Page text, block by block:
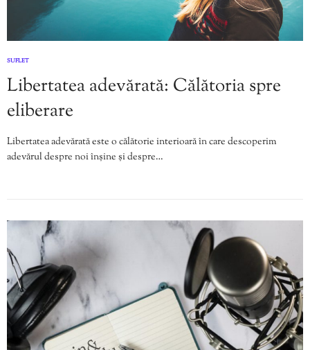
SUFLET
Libertatea adevărată: Călătoria spre
eliberare
Libertatea adevărată este o călătorie interioară în care descoperim
adevărul despre noi înșine și despre…